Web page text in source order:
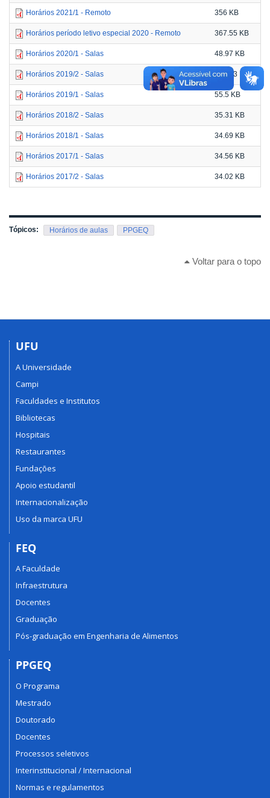
Horários 2021/1 - Remoto 356 KB
Horários período letivo especial 2020 - Remoto 367.55 KB
Horários 2020/1 - Salas 48.97 KB
Horários 2019/2 - Salas 172.63 KB
Horários 2019/1 - Salas 55.5 KB
Horários 2018/2 - Salas 35.31 KB
Horários 2018/1 - Salas 34.69 KB
Horários 2017/1 - Salas 34.56 KB
Horários 2017/2 - Salas 34.02 KB
Tópicos: Horários de aulas PPGEQ
Voltar para o topo
UFU
A Universidade
Campi
Faculdades e Institutos
Bibliotecas
Hospitais
Restaurantes
Fundações
Apoio estudantil
Internacionalização
Uso da marca UFU
FEQ
A Faculdade
Infraestrutura
Docentes
Graduação
Pós-graduação em Engenharia de Alimentos
PPGEQ
O Programa
Mestrado
Doutorado
Docentes
Processos seletivos
Interinstitucional / Internacional
Normas e regulamentos